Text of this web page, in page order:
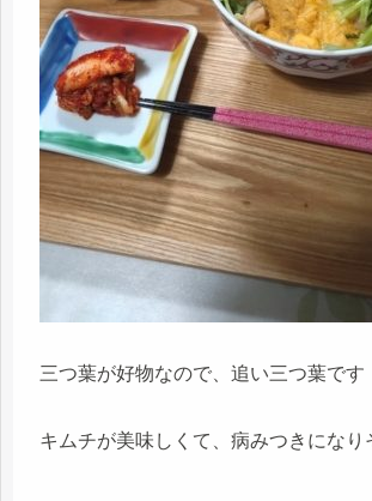
三つ葉が好物なので、追い三つ葉です
キムチが美味しくて、病みつきになり